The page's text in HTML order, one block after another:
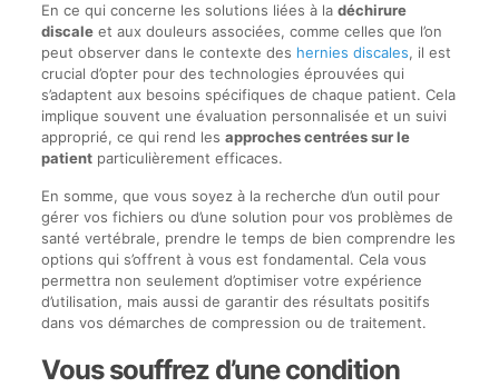
En ce qui concerne les solutions liées à la déchirure
discaleet aux douleurs associées, comme celles que l’on
peut observer dans le contexte des hernies discales, il est
crucial d’opter pour des technologies éprouvées qui
s’adaptent aux besoins spécifiques de chaque patient. Cela
implique souvent une évaluation personnalisée et un suivi
approprié, ce qui rend les approches centrées sur le
patientparticulièrement efficaces.
En somme, que vous soyez à la recherche d’un outil pour
gérer vos fichiers ou d’une solution pour vos problèmes de
santé vertébrale, prendre le temps de bien comprendre les
options qui s’offrent à vous est fondamental. Cela vous
permettra non seulement d’optimiser votre expérience
d’utilisation, mais aussi de garantir des résultats positifs
dans vos démarches de compression ou de traitement.
Vous souffrez d’une condition